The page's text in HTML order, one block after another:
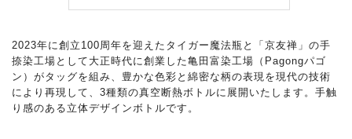
2023年に創立100周年を迎えたタイガー魔法瓶と「京友禅」の手
捺染工場として大正時代に創業した亀田富染工場（Pagongパゴ
ン）がタッグを組み、豊かな色彩と綿密な柄の表現を現代の技術
により再現して、3種類の真空断熱ボトルに展開いたします。手触
り感のある立体デザインボトルです。